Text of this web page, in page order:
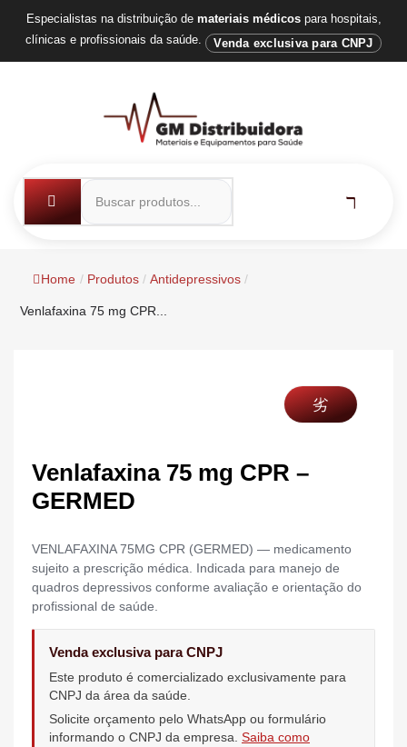
Especialistas na distribuição de materiais médicospara hospitais,
clínicas e profissionais da saúde.
Venda exclusiva para CNPJ
Home / Produtos / Antidepressivos /
Venlafaxina 75 mg CPR...
Venlafaxina 75 mg CPR –
GERMED
VENLAFAXINA 75MG CPR (GERMED) — medicamento
sujeito a prescrição médica. Indicada para manejo de
quadros depressivos conforme avaliação e orientação do
profissional de saúde.
Venda exclusiva para CNPJ
Este produto é comercializado exclusivamente para
CNPJ da área da saúde.
Solicite orçamento pelo WhatsApp ou formulário
informando o CNPJ da empresa. Saiba como